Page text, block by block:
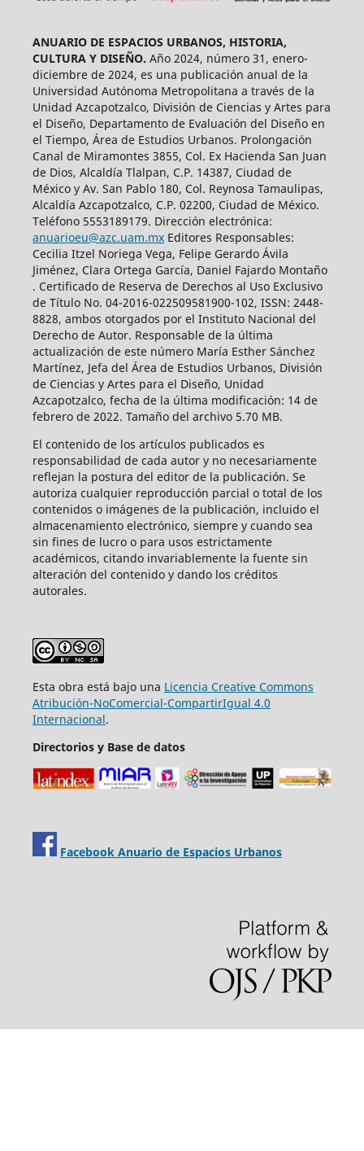
ANUARIO DE ESPACIOS URBANOS, HISTORIA,
CULTURA Y DISEÑO. Año 2024, número 31, enero-
diciembre de 2024, es una publicación anual de la
Universidad Autónoma Metropolitana a través de la
Unidad Azcapotzalco, División de Ciencias y Artes para
el Diseño, Departamento de Evaluación del Diseño en
el Tiempo, Área de Estudios Urbanos. Prolongación
Canal de Miramontes 3855, Col. Ex Hacienda San Juan
de Dios, Alcaldía Tlalpan, C.P. 14387, Ciudad de
México y Av. San Pablo 180, Col. Reynosa Tamaulipas,
Alcaldía Azcapotzalco, C.P. 02200, Ciudad de México.
Teléfono 5553189179. Dirección electrónica:
anuarioeu@azc.uam.mxEditores Responsables:
Cecilia Itzel Noriega Vega, Felipe Gerardo Ávila
Jiménez, Clara Ortega García, Daniel Fajardo Montaño
. Certificado de Reserva de Derechos al Uso Exclusivo
de Título No. 04-2016-022509581900-102, ISSN: 2448-
8828, ambos otorgados por el Instituto Nacional del
Derecho de Autor. Responsable de la última
actualización de este número María Esther Sánchez
Martínez, Jefa del Área de Estudios Urbanos, División
de Ciencias y Artes para el Diseño, Unidad
Azcapotzalco, fecha de la última modificación: 14 de
febrero de 2022. Tamaño del archivo 5.70 MB.
El contenido de los artículos publicados es
responsabilidad de cada autor y no necesariamente
reflejan la postura del editor de la publicación. Se
autoriza cualquier reproducción parcial o total de los
contenidos o imágenes de la publicación, incluido el
almacenamiento electrónico, siempre y cuando sea
sin fines de lucro o para usos estrictamente
académicos, citando invariablemente la fuente sin
alteración del contenido y dando los créditos
autorales.
Esta obra está bajo una Licencia Creative Commons
Atribución-NoComercial-CompartirIgual 4.0
Internacional.
Directorios y Base de datos
Facebook Anuario de Espacios Urbanos